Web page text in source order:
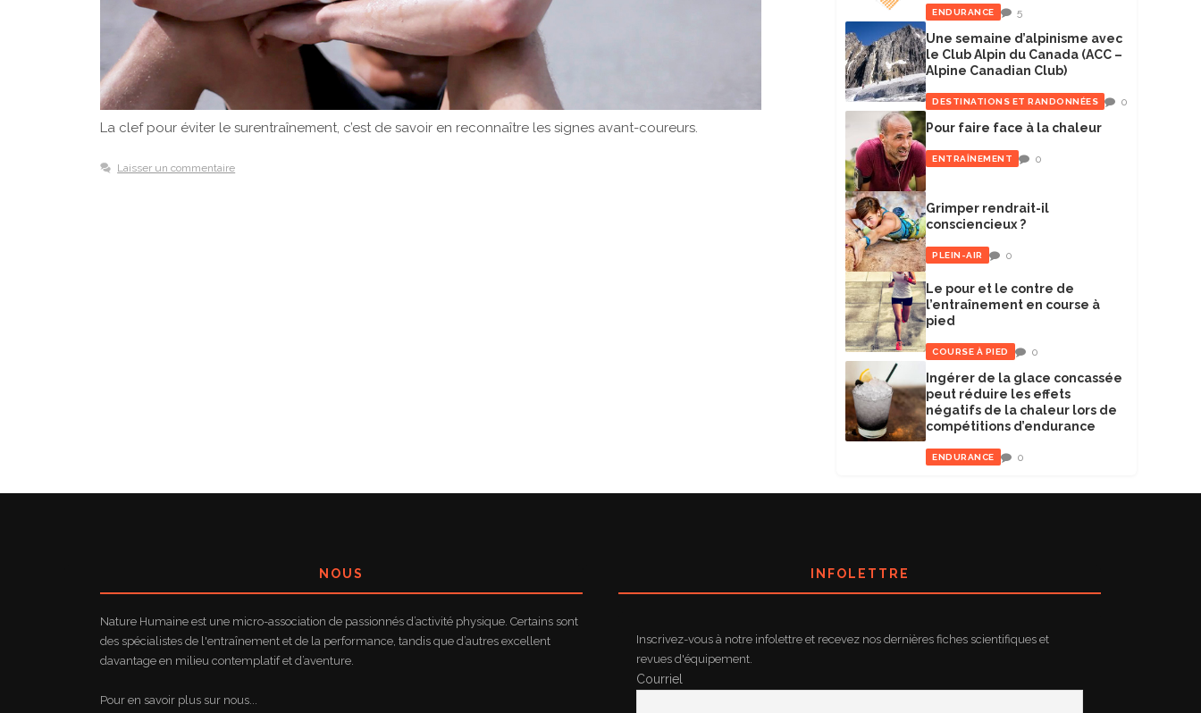
La clef pour éviter le surentraînement, c’est de savoir en reconnaître les signes avant-coureurs.
Laisser un commentaire
ENDURANCE 5
Une semaine d’alpinisme avec
le Club Alpin du Canada (ACC –
Alpine Canadian Club)
DESTINATIONS ET RANDONNÉES 0
Pour faire face à la chaleur
ENTRAÎNEMENT 0
Grimper rendrait-il
consciencieux ?
PLEIN-AIR 0
Le pour et le contre de
l’entraînement en course à
pied
COURSE À PIED 0
Ingérer de la glace concassée
peut réduire les effets
négatifs de la chaleur lors de
compétitions d’endurance
ENDURANCE 0
NOUS
Nature Humaine est une micro-association de passionnés d’activité physique. Certains sont
des spécialistes de l'entraînement et de la performance, tandis que d’autres excellent
davantage en milieu contemplatif et d’aventure.
Pour en savoir plus sur nous...
INFOLETTRE
Inscrivez-vous à notre infolettre et recevez nos dernières fiches scientifiques et
revues d'équipement.
Courriel